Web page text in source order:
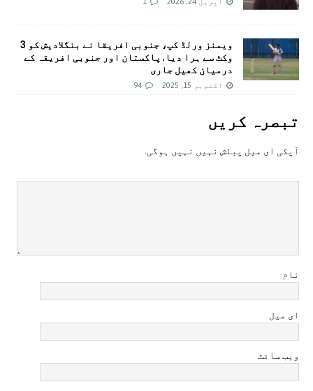
ویمنز ورلڈ کپ، جنوبی افریقا نے بنگلادیش کو 3
وکٹ سے ہرا دیا, پاکستان اور جنوبی افريقہ کے
درميان کھيل جاری
اکتوبر 15, 2025 94
تبصرہ کريں
آپکی ای ميل پبلش نہيں نہيں ہوگی.
نام
ای میل
ویب سائٹ